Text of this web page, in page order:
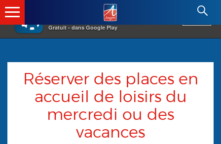
×
Gratuit - dans Google Play
Angers.fr : Retour à l'accueil
Réserver des places en
accueil de loisirs du
mercredi ou des
vacances